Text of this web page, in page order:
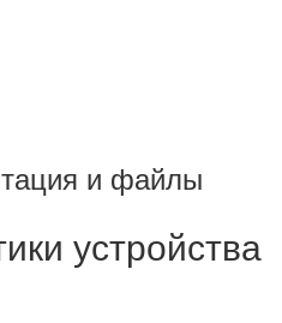
и файлы
устройства